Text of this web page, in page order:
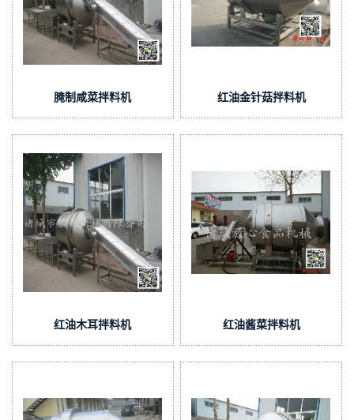
腌制咸菜拌料机 红油金针菇拌料机
红油木耳拌料机 红油酱菜拌料机